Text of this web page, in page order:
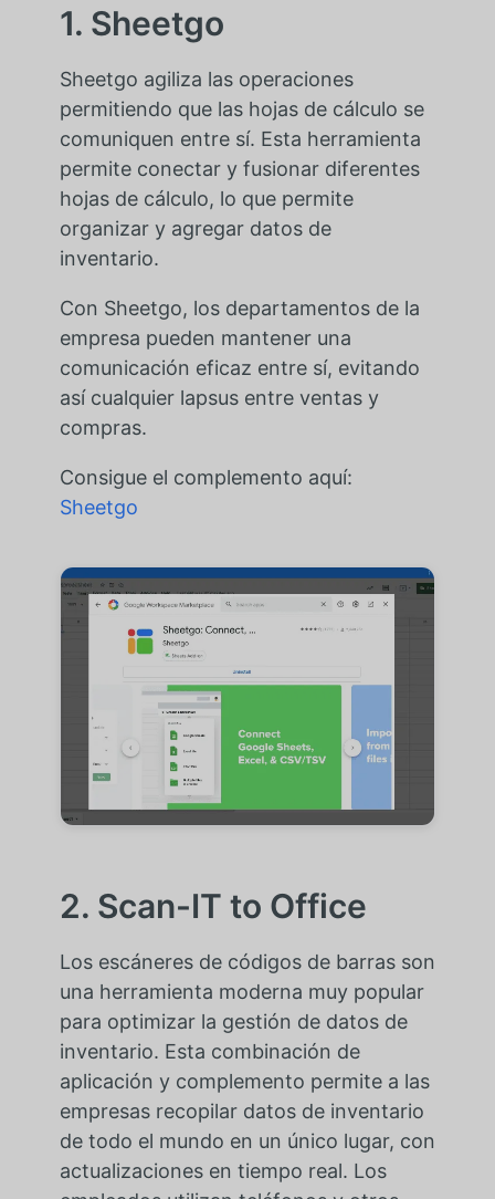
1. Sheetgo
Sheetgo agiliza las operaciones
permitiendo que las hojas de cálculo se
comuniquen entre sí. Esta herramienta
permite conectar y fusionar diferentes
hojas de cálculo, lo que permite
organizar y agregar datos de
inventario.
Con Sheetgo, los departamentos de la
empresa pueden mantener una
comunicación eficaz entre sí, evitando
así cualquier lapsus entre ventas y
compras.
Consigue el complemento aquí:
Sheetgo
2. Scan-IT to Office
Los escáneres de códigos de barras son
una herramienta moderna muy popular
para optimizar la gestión de datos de
inventario. Esta combinación de
aplicación y complemento permite a las
empresas recopilar datos de inventario
de todo el mundo en un único lugar, con
actualizaciones en tiempo real. Los